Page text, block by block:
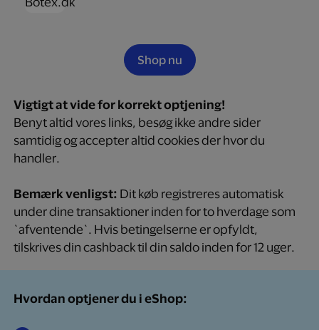
Shop nu
Vigtigt at vide for korrekt optjening!
Benyt altid vores links, besøg ikke andre sider
samtidig og accepter altid cookies der hvor du
handler.
Bemærk venligst: Dit køb registreres automatisk
under dine transaktioner inden for to hverdage som
`afventende`. Hvis betingelserne er opfyldt,
tilskrives din cashback til din saldo inden for 12 uger.
Hvordan optjener du i eShop: